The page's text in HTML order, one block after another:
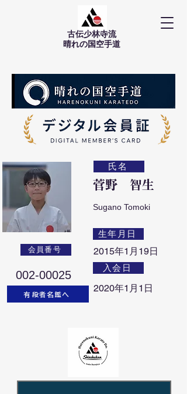
古伝少林寺流
​晴れの国空手道
会員番号
002-00025
有段者名鑑へ
氏名
菅野 智生
Sugano Tomoki
生年月日
2015年1月19日
入会日
2020年1月1日